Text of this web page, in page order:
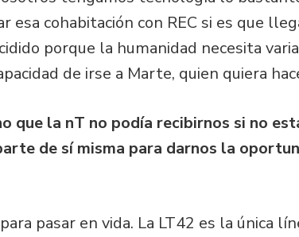
esa cohabitación con REC si es que
porque la humanidad necesita
de irse a Marte, quien quiera
que la nT no podía recibirnos si no
de sí misma para darnos la
pasar en vida. La LT42 es la única